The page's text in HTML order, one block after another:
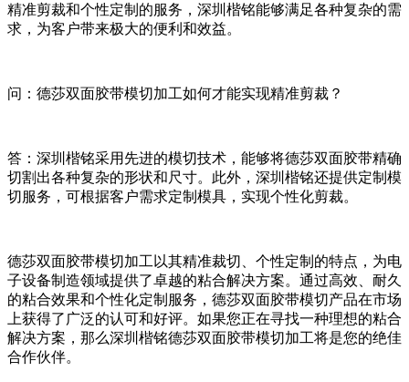
精准剪裁和个性定制的服务，深圳楷铭能够满足各种复杂的需
求，为客户带来极大的便利和效益。
问：德莎双面胶带模切加工如何才能实现精准剪裁？
答：深圳楷铭采用先进的模切技术，能够将德莎双面胶带精确
切割出各种复杂的形状和尺寸。此外，深圳楷铭还提供定制模
切服务，可根据客户需求定制模具，实现个性化剪裁。
德莎双面胶带模切加工以其精准裁切、个性定制的特点，为电
子设备制造领域提供了卓越的粘合解决方案。通过高效、耐久
的粘合效果和个性化定制服务，德莎双面胶带模切产品在市场
上获得了广泛的认可和好评。如果您正在寻找一种理想的粘合
解决方案，那么深圳楷铭德莎双面胶带模切加工将是您的绝佳
合作伙伴。